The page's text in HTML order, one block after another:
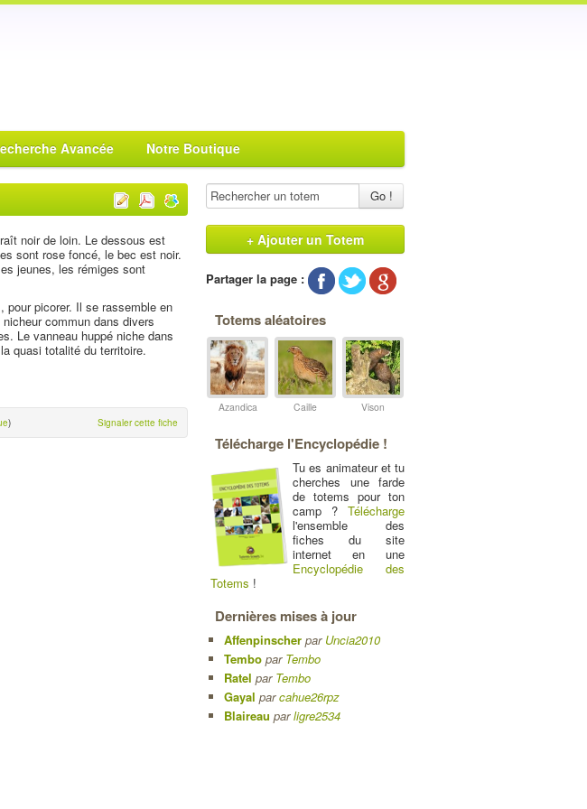
Avancée Notre Boutique
noir de loin. Le dessous est
sont rose foncé, le bec est noir.
jeunes, les rémiges sont
pour picorer. Il se rassemble en
commun dans divers
Le vanneau huppé niche dans
quasi totalité du territoire.
) Signaler cette fiche
Go !
+ Ajouter un Totem
Partager la page :
Totems aléatoires
Azandica Caille Vison
Télécharge l'Encyclopédie !
Tu es animateur et tu
cherches une farde
de totems pour ton
camp ? Télécharge
l'ensemble des
fiches du site
internet en une
Encyclopédie des
Totems !
Dernières mises à jour
Affenpinscher par Uncia2010
Tembo par Tembo
Ratel par Tembo
Gayal parcahue26rpz
Blaireau parligre2534